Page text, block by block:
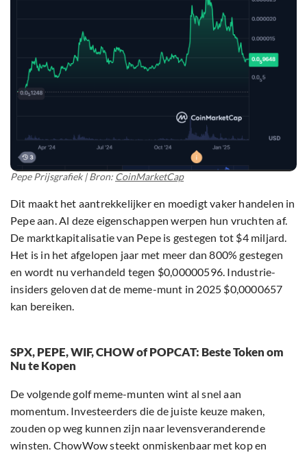
Pepe Prijsgrafiek | Bron: CoinMarketCap
Dit maakt het aantrekkelijker en moedigt vaker handelen in
Pepe aan. Al deze eigenschappen werpen hun vruchten af.
De marktkapitalisatie van Pepe is gestegen tot $4 miljard.
Het is in het afgelopen jaar met meer dan 800% gestegen
en wordt nu verhandeld tegen $0,00000596. Industrie-
insiders geloven dat de meme-munt in 2025 $0,0000657
kan bereiken.
SPX, PEPE, WIF, CHOW of POPCAT: Beste Token om
Nu te Kopen
De volgende golf meme-munten wint al snel aan
momentum. Investeerders die de juiste keuze maken,
zouden op weg kunnen zijn naar levensveranderende
winsten. ChowWow steekt onmiskenbaar met kop en